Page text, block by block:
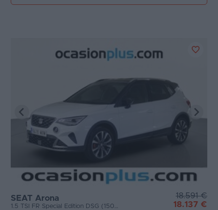
SEAT Arona
1.5 TSI FR Special Edition DSG (150 CV)
18.591 €
18.137 €